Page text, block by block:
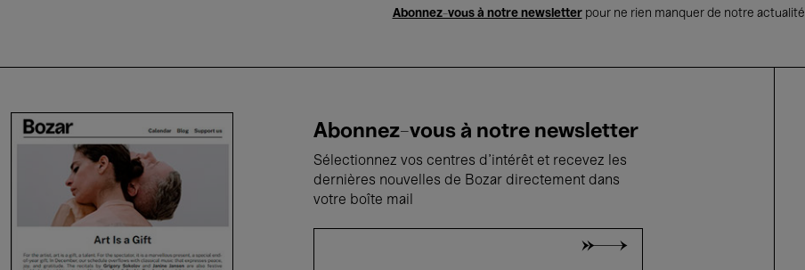
Abonnez-vous à notre newsletterpour ne rien manquer de notre actualité
Abonnez-vous à notre newsletter
Sélectionnez vos centres d'intérêt et recevez les
dernières nouvelles de Bozar directement dans
votre boîte mail